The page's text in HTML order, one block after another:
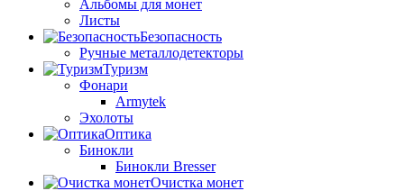
Альбомы для монет
Листы
Безопасность
Ручные металлодетекторы
Туризм
Фонари
Armytek
Эхолоты
Оптика
Бинокли
Бинокли Bresser
Очистка монет